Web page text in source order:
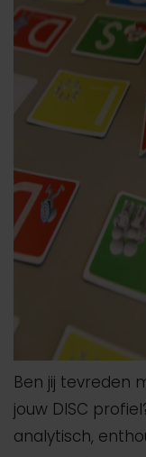
Ben jij tevreden
jouw DISC
analytisch,